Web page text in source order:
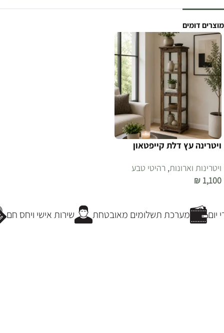
מוצרים דומים
ויטרינה עץ דלת קייפטאון
ויטרינות וארונות, רהיטי טבע
₪ 1,100
שירות אישי ויחס חם מערכת תשלומים מאובטחת